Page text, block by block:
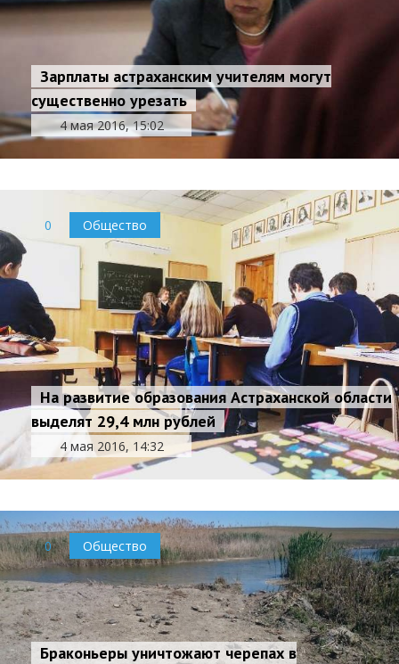
Зарплаты астраханским учителям могут
существенно урезать
4 мая 2016, 15:02
0 Общество
На развитие образования Астраханской области
выделят 29,4 млн рублей
4 мая 2016, 14:32
0 Общество
Браконьеры уничтожают черепах в